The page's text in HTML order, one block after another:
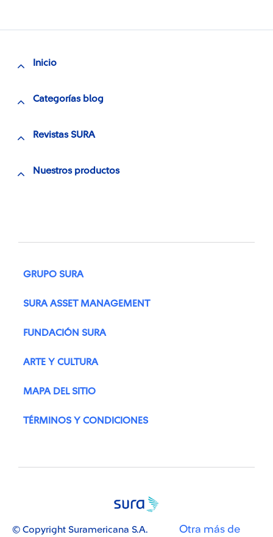
Inicio
Categorías blog
Revistas SURA
Nuestros productos
GRUPO SURA
SURA ASSET MANAGEMENT
FUNDACIÓN SURA
ARTE Y CULTURA
MAPA DEL SITIO
TÉRMINOS Y CONDICIONES
© Copyright Suramericana S.A. Otra más de